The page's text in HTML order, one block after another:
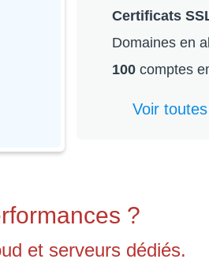
Certificats
Domaines en
100 comptes
Voir
?
et serveurs dédiés.